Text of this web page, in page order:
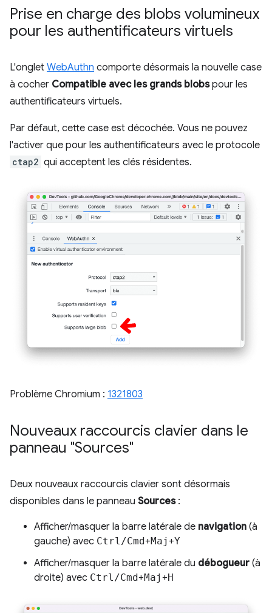
Prise en charge des blobs volumineux
pour les authentificateurs virtuels
L'onglet WebAuthn comporte désormais la nouvelle case
à cocher Compatible avec les grands blobspour les
authentificateurs virtuels.
Par défaut, cette case est décochée. Vous ne pouvez
l'activer que pour les authentificateurs avec le protocole
ctap2 qui acceptent les clés résidentes.
Problème Chromium : 1321803
Nouveaux raccourcis clavier dans le
panneau "Sources"
Deux nouveaux raccourcis clavier sont désormais
disponibles dans le panneau Sources:
Afficher/masquer la barre latérale de navigation (à
gauche) avec Ctrl/Cmd+Maj+Y
Afficher/masquer la barre latérale du débogueur (à
droite) avec Ctrl/Cmd+Maj+H